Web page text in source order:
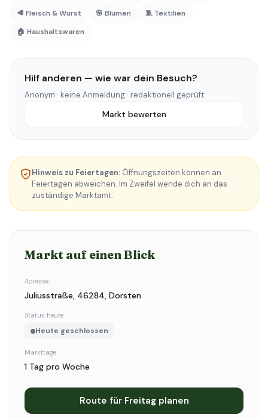
🥩 Fleisch & Wurst
🌸 Blumen
🧵 Textilien
🏠 Haushaltswaren
Hilf anderen — wie war dein Besuch?
Anonym · keine Anmeldung · redaktionell geprüft
Markt bewerten
Hinweis zu Feiertagen: Öffnungszeiten können an
Feiertagen abweichen. Im Zweifel wende dich an das
zuständige Marktamt.
Markt auf einen Blick
Adresse
Juliusstraße, 46284, Dorsten
Status heute
Heute geschlossen
Markttage
1 Tag pro Woche
Route für Freitag planen